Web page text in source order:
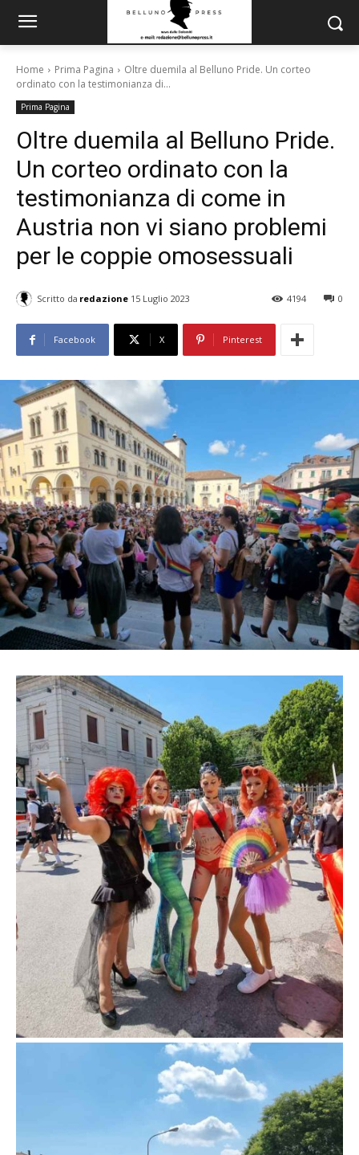
Home Prima Pagina
Oltre duemila al Belluno Pride. Un corteo
ordinato con la testimonianza di...
Prima Pagina
Oltre duemila al Belluno Pride.
Un corteo ordinato con la
testimonianza di come in
Austria non vi siano problemi
per le coppie omosessuali
Scritto da redazione 15 Luglio 2023 0
4194
Facebook X Pinterest